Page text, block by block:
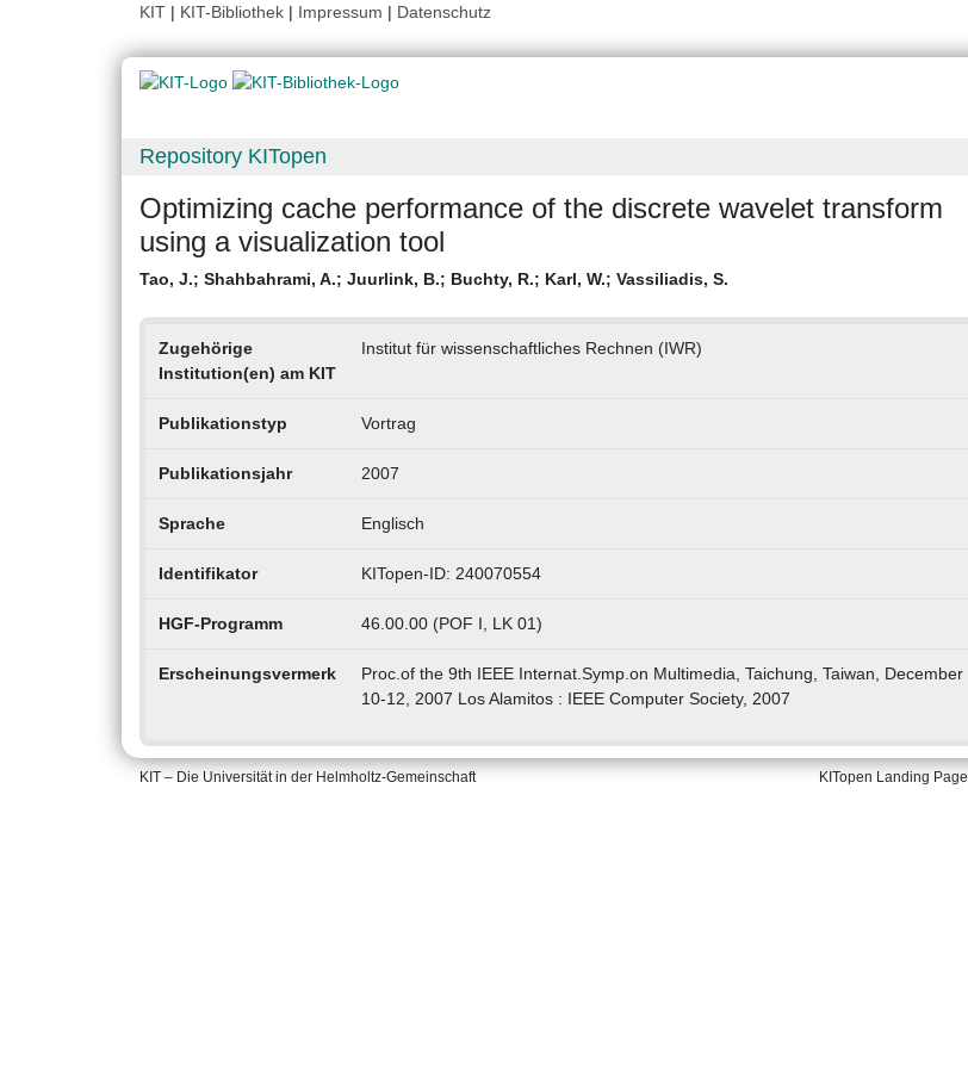
KIT | KIT-Bibliothek | Impressum | Datenschutz
Repository KITopen
Optimizing cache performance of the discrete wavelet transform
using a visualization tool
Tao, J.; Shahbahrami, A.; Juurlink, B.; Buchty, R.; Karl, W.; Vassiliadis, S.
Zugehörige
Institution(en) am KIT
Institut für wissenschaftliches Rechnen (IWR)
Publikationstyp Vortrag
Publikationsjahr 2007
Sprache Englisch
Identifikator KITopen-ID: 240070554
HGF-Programm 46.00.00 (POF I, LK 01)
Erscheinungsvermerk
Proc.of the 9th IEEE Internat.Symp.on Multimedia, Taichung, Taiwan, December
10-12, 2007 Los Alamitos : IEEE Computer Society, 2007
KIT – Die Universität in der Helmholtz-Gemeinschaft KITopen Landing Page